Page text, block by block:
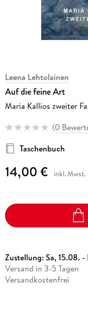
Leena Lehtolainen
Auf die feine Art
Maria Kallios zweiter
(0
Taschenbuch
14,00 € inkl. Mwst.
Zustellung:Sa, 15.08.
Versand in 3-5 Tagen
Versandkostenfrei